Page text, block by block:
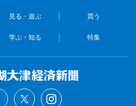
見る・遊ぶ 買う
学ぶ・知る 特集